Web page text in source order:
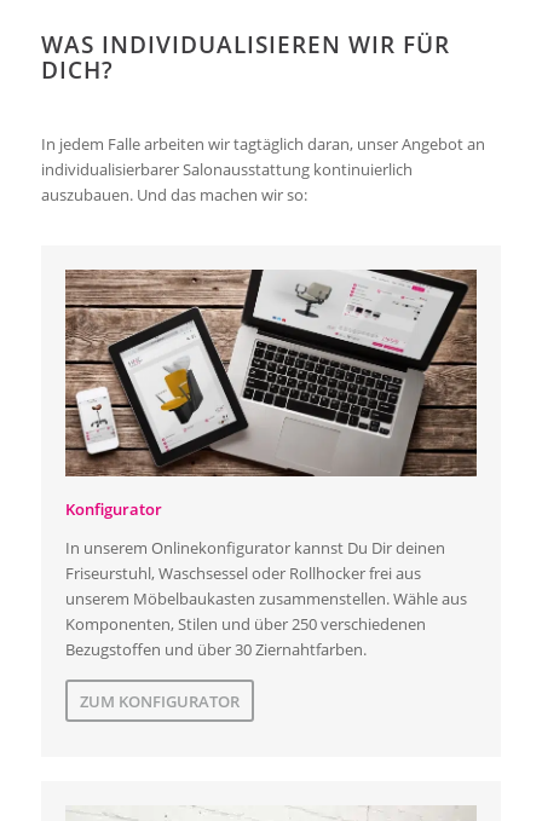
WAS INDIVIDUALISIEREN WIR FÜR
DICH?
In jedem Falle arbeiten wir tagtäglich daran, unser Angebot an
individualisierbarer Salonausstattung kontinuierlich
auszubauen. Und das machen wir so:
Konfigurator
In unserem Onlinekonfigurator kannst Du Dir deinen
Friseurstuhl, Waschsessel oder Rollhocker frei aus
unserem Möbelbaukasten zusammenstellen. Wähle aus
Komponenten, Stilen und über 250 verschiedenen
Bezugstoffen und über 30 Ziernahtfarben.
ZUM KONFIGURATOR